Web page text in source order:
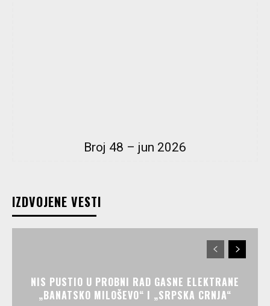
Broj 48 – jun 2026
IZDVOJENE VESTI
NIS PUSTIO U PROBNI RAD GASNE ELEKTRANE
„BANATSKO MILOŠEVO“ I „SRPSKA CRNJA“